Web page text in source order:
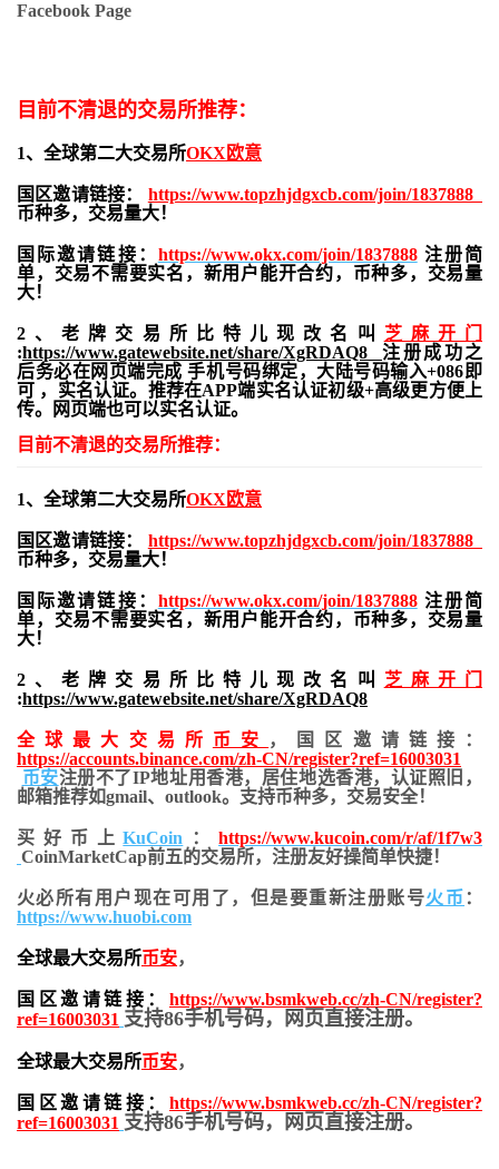
Facebook Page
目前不清退的交易所推荐：
1、全球第二大交易所OKX欧意
国区邀请链接： https://www.topzhjdgxcb.com/join/1837888
币种多，交易量大！
国际邀请链接： https://www.okx.com/join/1837888注册简
单，交易不需要实名，新用户能开合约， 币种多，交易量
大！
2、老牌交易所比特儿现改名叫 芝麻开门
:https://www.gatewebsite.net/share/XgRDAQ8 注册成功之
后务必在网页端完成 手机号码绑定，大陆号码输入+086即
可 ，实名认证。推荐在APP端实名认证初级+高级更方便上
传。网页端也可以实名认证。
目前不清退的交易所推荐：
1、全球第二大交易所OKX欧意
国区邀请链接： https://www.topzhjdgxcb.com/join/1837888
币种多，交易量大！
国际邀请链接： https://www.okx.com/join/1837888注册简
单，交易不需要实名，新用户能开合约， 币种多，交易量
大！
2、老牌交易所比特儿现改名叫 芝麻开门
:https://www.gatewebsite.net/share/XgRDAQ8
全球最大交易所 币安
，国区邀请链接：
https://accounts.binance.com/zh-CN/register?ref=16003031
币安注册不了IP地址用香港，居住地选香港，认证照旧，
邮箱推荐如gmail、outlook。支持币种多，交易安全！
买好币上KuCoin ：https://www.kucoin.com/r/af/1f7w3
CoinMarketCap前五的交易所，注册友好操简单快捷！
火必所有用户现在可用了，但是要重新注册账号火币 ：
https://www.huobi.com
全球最大交易所币安，
国区邀请链接： https://www.bsmkweb.cc/zh-CN/register?
ref=16003031 支持86手机号码，网页直接注册。
全球最大交易所币安，
国区邀请链接： https://www.bsmkweb.cc/zh-CN/register?
ref=16003031 支持86手机号码，网页直接注册。